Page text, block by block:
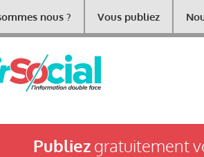
nous ? Vous publiez
Publiezgratuitement